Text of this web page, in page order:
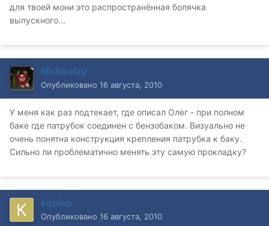
для твоей мони это распространённая болячка
выпускного...
Nickoolay
Опубликовано 16 августа, 2010
У меня как раз подтекает, где описал Олег - при полном
баке где патрубок соединен с бензобаком. Визуально не
очень понятна конструкция крепления патрубка к баку.
Сильно ли проблематично менять эту самую прокладку?
koplap
Опубликовано 16 августа, 2010